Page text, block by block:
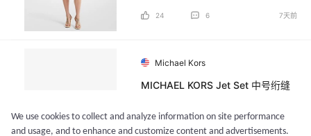
24 6 7天前
Michael Kors
MICHAEL KORS Jet Set 中号绗缝
红红火火过节啦！ $258
We use cookies to collect and analyze information on site performance
and usage, and to enhance and customize content and advertisements.